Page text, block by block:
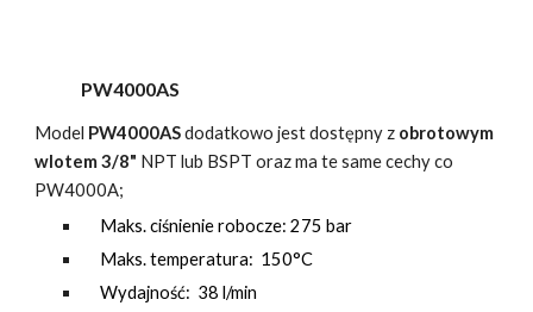
PW4000AS
Model PW4000ASdodatkowo jest dostępny z obrotowym
wlotem 3/8" NPT lub BSPT orazma te same cechy co
PW4000A;
Maks. ciśnienie robocze: 275 bar
Maks. temperatura: 150°C
Wydajność: 38 l/min